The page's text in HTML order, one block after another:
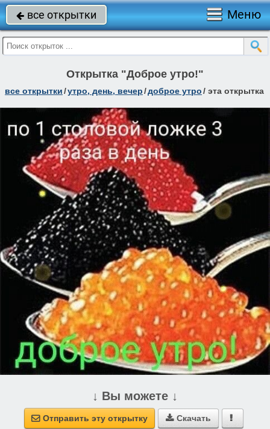
 все открытки Меню
Открытка "Доброе утро!"
все открытки/утро, день, вечер/доброе утро/ эта открытка
↓ Вы можете ↓
 Отправить эту открытку  Скачать 